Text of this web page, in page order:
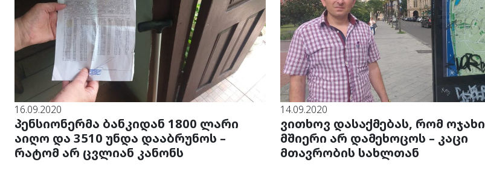
16.09.2020
პენსიონერმა ბანკიდან 1800 ლარი
აიღო და 3510 უნდა დააბრუნოს –
რატომ არ ცვლიან კანონს
14.09.2020
ვითხოვ დასაქმებას, რომ ოჯახი
მშიერი არ დამეხოცოს – კაცი
მთავრობის სახლთან